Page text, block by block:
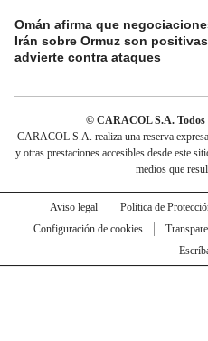
Omán afirma que
Irán sobre Ormuz son
advierte contra ataques
© CARACOL S.A. Todos
CARACOL S.A. realiza una reserva
y otras prestaciones accesibles desde este
medios que
Aviso legal Política de
Configuración de cookies